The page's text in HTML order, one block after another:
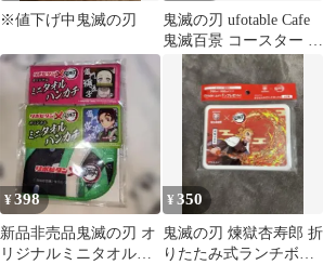
※値下げ中鬼滅の刃
鬼滅の刃 ufotable Cafe
鬼滅百景 コースター 冨
岡義勇2枚セット
¥398
新品非売品鬼滅の刃 オ
リジナルミニタオルハ
¥350
鬼滅の刃 煉獄杏寿郎 折
りたたみ式ランチボッ